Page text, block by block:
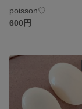
poisson♡
600円